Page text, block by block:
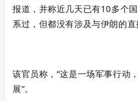
报道，并称近几天已有10多个
系过，但都没有涉及与伊朗的直
该官员称，“这是一场军事行动
展”。